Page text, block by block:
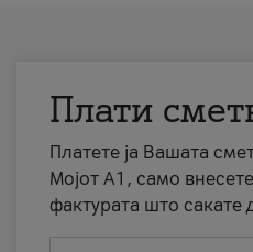
Плати
Платете ја Вашата
Мојот А1, само
фактурата што сакате